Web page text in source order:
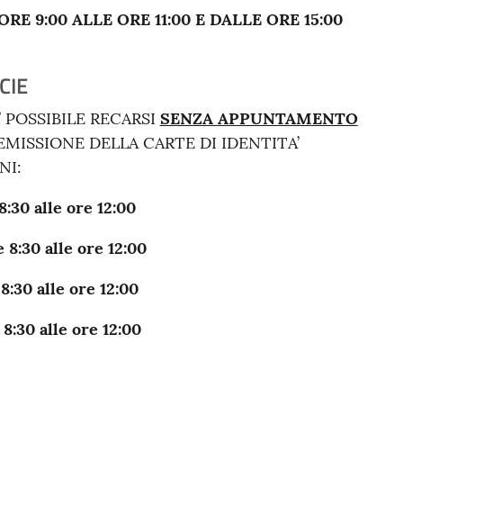
9:00 ALLE ORE 11:00 E DALLE ORE 15:00
RECARSI SENZA APPUNTAMENTO
DELLA CARTE DI IDENTITA’
alle ore 12:00
8:30 alle ore 12:00
alle ore 12:00
alle ore 12:00